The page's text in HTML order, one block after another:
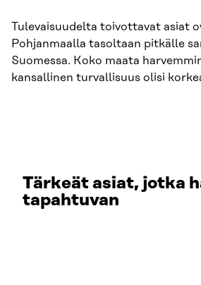
Tulevaisuudelta toivottavat asiat
Pohjanmaalla tasoltaan pitkälle
Suomessa. Koko maata
kansallinen turvallisuus olisi
Tärkeät asiat, jotka
tapahtuvan